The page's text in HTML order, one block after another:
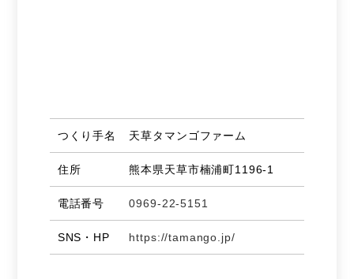
つくり手名 天草タマンゴファーム
住所 熊本県天草市楠浦町1196-1
電話番号 0969-22-5151
SNS・HP https://tamango.jp/